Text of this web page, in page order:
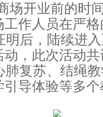
开业前的时间
工作人员在严
明后，陆续进
，此次活动
肺复苏、结绳
引导体验等多